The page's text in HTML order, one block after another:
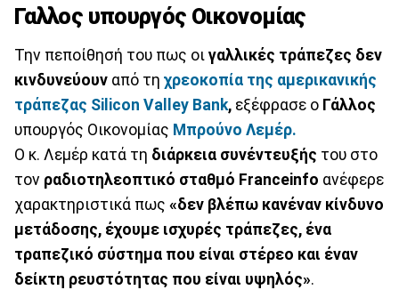
Γαλλος υπουργός Οικονομίας
Την πεποίθησή του πως οι γαλλικές τράπεζες δεν
κινδυνεύουν από τη χρεοκοπία της αμερικανικής
τράπεζας Silicon Valley Bank, εξέφρασε ο Γάλλος
υπουργός Οικονομίας Μπρούνο Λεμέρ.
Ο κ. Λεμέρ κατά τη διάρκεια συνέντευξής του στο
τον ραδιοτηλεοπτικό σταθμό Franceinfo ανέφερε
χαρακτηριστικά πως «δεν βλέπω κανέναν κίνδυνο
μετάδοσης, έχουμε ισχυρές τράπεζες, ένα
τραπεζικό σύστημα που είναι στέρεο και έναν
δείκτη ρευστότητας που είναι υψηλός».